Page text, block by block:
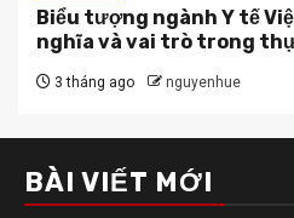
Biểu tượng ngành Y tế
nghĩa và vai trò trong
3 tháng ago nguyenhue
BÀI VIẾT MỚI